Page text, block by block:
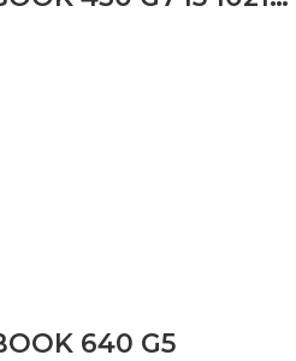
640 G5